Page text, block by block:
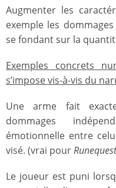
Augmenter les
exemple les
se fondant sur la
Exemples concrets
s’impose vis-à-vis du
Une arme fait
dommages
émotionnelle entre
visé. (vrai pourRunequest
Le joueur est puni